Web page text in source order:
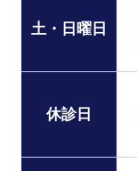
土・日曜日
休診日